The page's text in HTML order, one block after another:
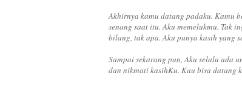
Akhirnya kamu datang padaku. Kamu
senang saat itu. Aku memelukmu. Tak
bilang, tak apa. Aku punya kasih yang
Sampai sekarang pun, Aku selalu ada
dan nikmati kasihKu. Kau bisa datang